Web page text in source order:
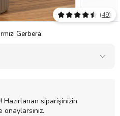
Gerbera
(49)
Hazırlanan siparişinizin